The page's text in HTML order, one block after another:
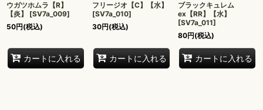
ウガツホムラ【R】
【炎】
[SV7a_009]
50円(税込)
カートに入れる
フリージオ【C】【水】
[SV7a_010]
30円(税込)
カートに入れる
ブラックキュレム
ex【RR】【水】
[SV7a_011]
80円(税込)
カートに入れる